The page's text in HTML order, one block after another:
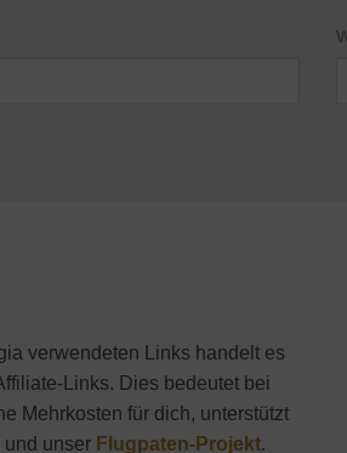
verwendeten Links handelt es
Links. Dies bedeutet bei
Mehrkosten für dich, unterstützt
und unser Flugpaten-Projekt.